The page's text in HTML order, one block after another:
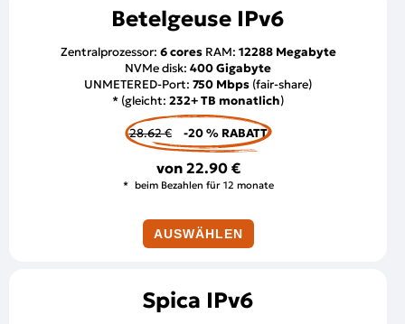
Betelgeuse IPv6
Zentralprozessor: 6 coresRAM: 12288 Megabyte
NVMe disk: 400 Gigabyte
UNMETERED-Port: 750 Mbps (fair-share)
* (gleicht: 232+ TB monatlich)
28.62 € -20 % RABATT
von 22.90 €
beim Bezahlen für 12 monate
AUSWÄHLEN
Spica IPv6